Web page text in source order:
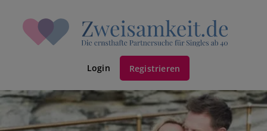
Login Registrieren